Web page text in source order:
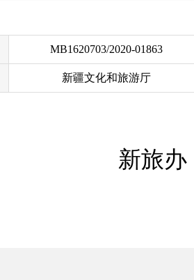
MB1620703/2020-01863
新疆文化和旅游厅
新旅办